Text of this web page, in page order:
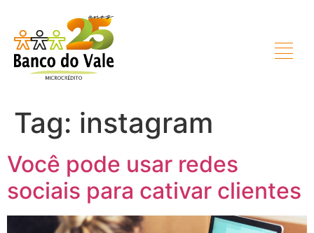
Tag: instagram
Você pode usar redes
sociais para cativar clientes